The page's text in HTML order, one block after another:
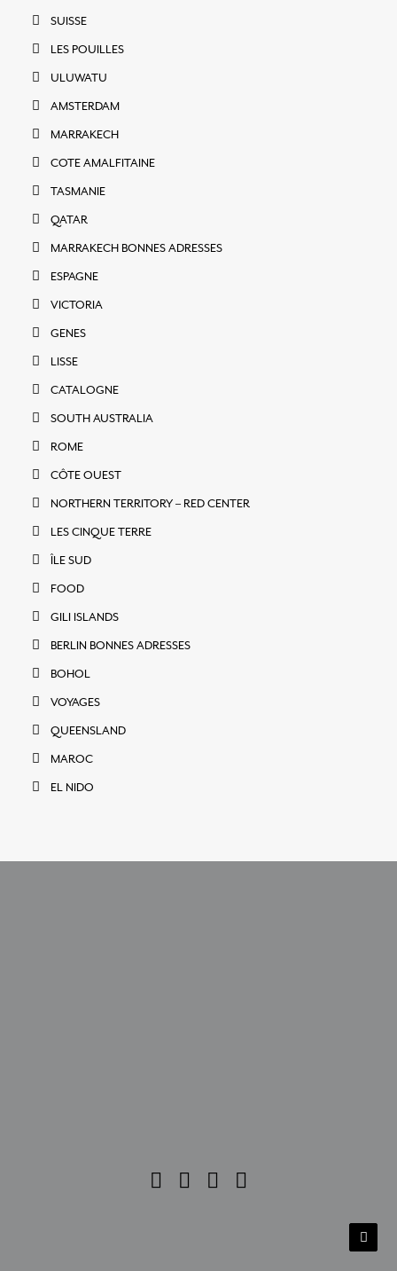
SUISSE
LES POUILLES
ULUWATU
AMSTERDAM
MARRAKECH
COTE AMALFITAINE
TASMANIE
QATAR
MARRAKECH BONNES ADRESSES
ESPAGNE
VICTORIA
GENES
LISSE
CATALOGNE
SOUTH AUSTRALIA
ROME
CÔTE OUEST
NORTHERN TERRITORY – RED CENTER
LES CINQUE TERRE
ÎLE SUD
FOOD
GILI ISLANDS
BERLIN BONNES ADRESSES
BOHOL
VOYAGES
QUEENSLAND
MAROC
EL NIDO